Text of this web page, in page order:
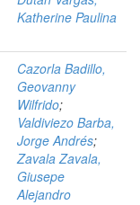
Katherine Paulina
Cazorla Badillo,
Geovanny
Wilfrido;
Valdiviezo Barba,
Jorge Andrés;
Zavala Zavala,
Giusepe
Alejandro